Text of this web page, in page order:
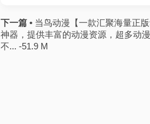
下一篇 • 当鸟动漫【一款汇聚海量正
神器，提供丰富的动漫资源，超多动
不... -51.9 M